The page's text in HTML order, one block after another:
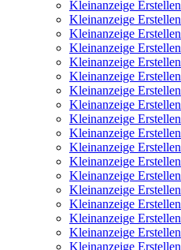
Kleinanzeige Erstellen
Kleinanzeige Erstellen
Kleinanzeige Erstellen
Kleinanzeige Erstellen
Kleinanzeige Erstellen
Kleinanzeige Erstellen
Kleinanzeige Erstellen
Kleinanzeige Erstellen
Kleinanzeige Erstellen
Kleinanzeige Erstellen
Kleinanzeige Erstellen
Kleinanzeige Erstellen
Kleinanzeige Erstellen
Kleinanzeige Erstellen
Kleinanzeige Erstellen
Kleinanzeige Erstellen
Kleinanzeige Erstellen
Kleinanzeige Erstellen